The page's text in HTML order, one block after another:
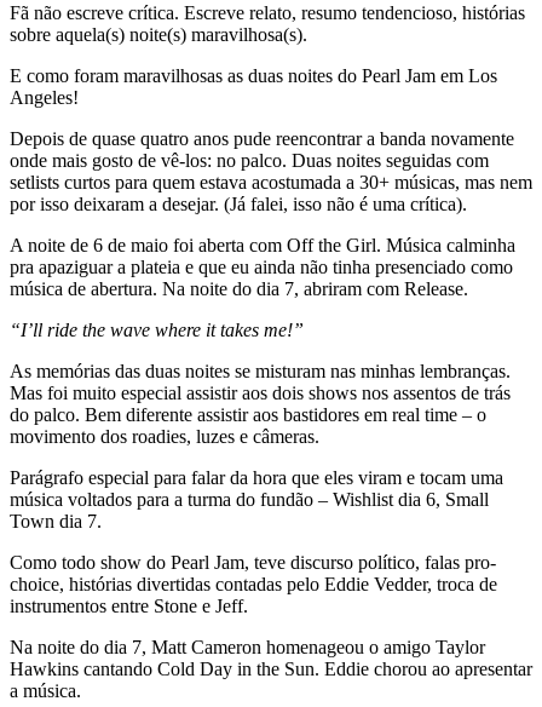
Fã não escreve crítica. Escreve relato, resumo tendencioso, histórias
sobre aquela(s) noite(s) maravilhosa(s).
E como foram maravilhosas as duas noites do Pearl Jam em Los
Angeles!
Depois de quase quatro anos pude reencontrar a banda novamente
onde mais gosto de vê-los: no palco. Duas noites seguidas com
setlists curtos para quem estava acostumada a 30+ músicas, mas nem
por isso deixaram a desejar. (Já falei, isso não é uma crítica).
A noite de 6 de maio foi aberta com Off the Girl. Música calminha
pra apaziguar a plateia e que eu ainda não tinha presenciado como
música de abertura. Na noite do dia 7, abriram com Release.
“I’ll ride the wave where it takes me!”
As memórias das duas noites se misturam nas minhas lembranças.
Mas foi muito especial assistir aos dois shows nos assentos de trás
do palco. Bem diferente assistir aos bastidores em real time – o
movimento dos roadies, luzes e câmeras.
Parágrafo especial para falar da hora que eles viram e tocam uma
música voltados para a turma do fundão – Wishlist dia 6, Small
Town dia 7.
Como todo show do Pearl Jam, teve discurso político, falas pro-
choice, histórias divertidas contadas pelo Eddie Vedder, troca de
instrumentos entre Stone e Jeff.
Na noite do dia 7, Matt Cameron homenageou o amigo Taylor
Hawkins cantando Cold Day in the Sun. Eddie chorou ao apresentar
a música.